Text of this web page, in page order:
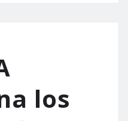
los